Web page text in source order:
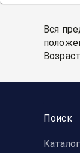
Вся
Поиск
Каталог